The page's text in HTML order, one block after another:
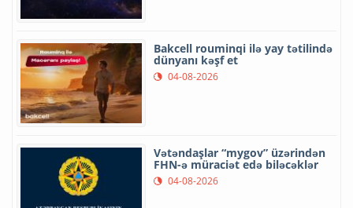
Bakcell rouminqi ilə yay tətilində
dünyanı kəşf et
04-08-2026
Vətəndaşlar “mygov” üzərindən
FHN-ə müraciət edə biləcəklər
04-08-2026